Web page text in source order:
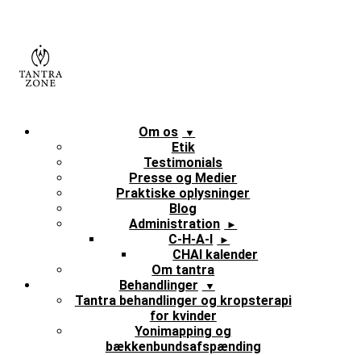
content
Om os
Etik
Testimonials
Presse og Medier
Praktiske oplysninger
Blog
Administration
C-H-A-I
CHAI kalender
Om tantra
Behandlinger
Tantra behandlinger og kropsterapi
for kvinder
Yonimapping og
bækkenbundsafspænding